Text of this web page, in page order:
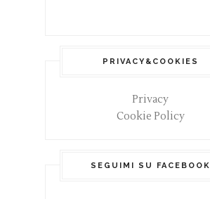
PRIVACY&COOKIES
Privacy
Cookie Policy
SEGUIMI SU FACEBOOK